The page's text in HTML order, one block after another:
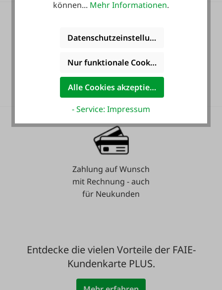
36 Monate
Langzeit-Garantie.
Zahlung auf Wunsch
mit Rechnung - auch
für Neukunden
Entdecke die vielen Vorteile der FAIE-
Kundenkarte PLUS.
können... Mehr Informationen.
Datenschutzeinstellungen
Nur funktionale Cookies akzeptieren
Alle Cookies akzeptieren
- Service: Impressum